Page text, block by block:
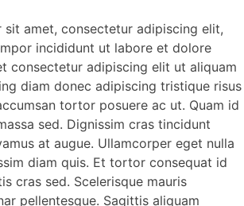
sit amet, consectetur adipiscing elit,
incididunt ut labore et dolore
consectetur adipiscing elit ut aliquam
diam donec adipiscing tristique risus
tortor posuere ac ut. Quam id
sed. Dignissim cras tincidunt
at augue. Ullamcorper eget nulla
diam quis. Et tortor consequat id
cras sed. Scelerisque mauris
pellentesque. Sagittis aliquam